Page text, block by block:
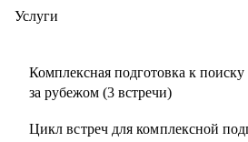
команду
• консультирую команды для
Услуги
Комплексная подготовка к
за рубежом (3 встречи)
Цикл встреч для комплексной